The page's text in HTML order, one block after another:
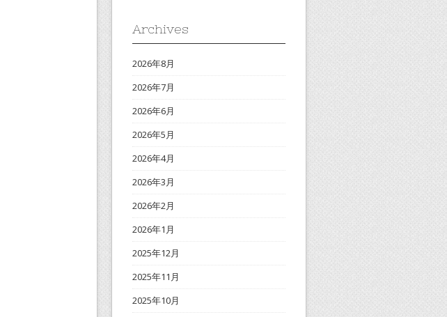
Archives
2026年8月
2026年7月
2026年6月
2026年5月
2026年4月
2026年3月
2026年2月
2026年1月
2025年12月
2025年11月
2025年10月